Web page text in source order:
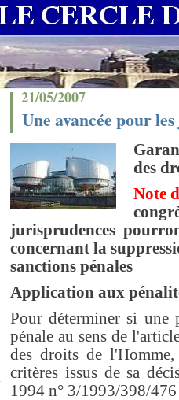
21/05/2007
Une avancée pour
des
Note
jurisprudences
concernant la
sanctions pénales
Application aux
Pour déterminer si une
pénale au sens de
des droits de
critères issus de sa
1994 n° 3/1993/398/